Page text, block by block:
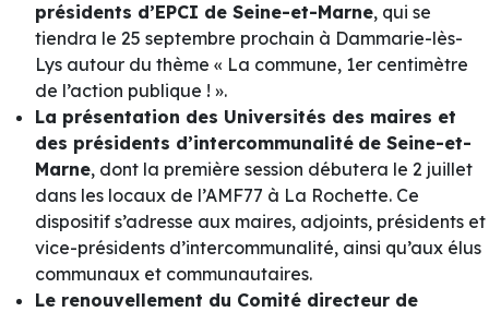
présidents d’EPCI de Seine-et-Marne, qui se
tiendra le 25 septembre prochain à Dammarie-lès-
Lys autour du thème « La commune, 1er centimètre
de l’action publique ! ».
La présentation des Universités des maires et
des présidents d’intercommunalité de Seine-et-
Marne, dont la première session débutera le 2 juillet
dans les locaux de l’AMF77 à La Rochette. Ce
dispositif s’adresse aux maires, adjoints, présidents et
vice-présidents d’intercommunalité, ainsi qu’aux élus
communaux et communautaires.
Le renouvellement du Comité directeur de